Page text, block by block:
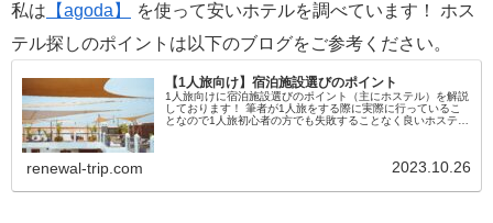
私は 【agoda】
を使って安いホテルを調べています！ ホス
テル探しのポイントは以下のブログをご参考ください。
【1人旅向け】宿泊施設選びのポイント
1人旅向けに宿泊施設選びのポイント（主にホステル）を解説
しております！ 筆者が1人旅をする際に実際に行っているこ
となので1人旅初心者の方でも失敗することなく良いホステル
renewal-trip.com 2023.10.26